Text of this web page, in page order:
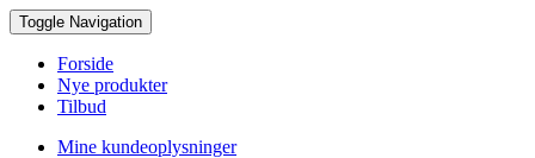
Toggle Navigation
Forside
Nye produkter
Tilbud
Mine kundeoplysninger